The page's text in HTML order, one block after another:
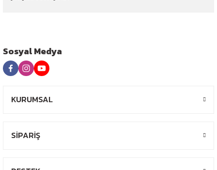
Sosyal Medya
KURUMSAL
SİPARİŞ